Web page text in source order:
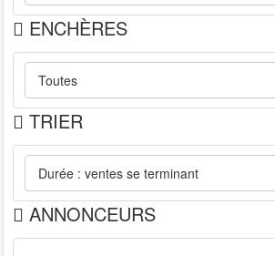
ENCHÈRES
TRIER
ANNONCEURS